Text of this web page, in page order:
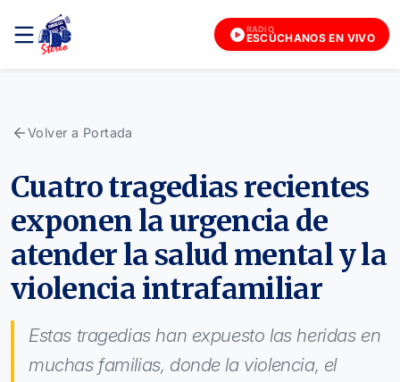
RADIO
ESCÚCHANOS EN VIVO
Volver a Portada
Cuatro tragedias recientes
exponen la urgencia de
atender la salud mental y la
violencia intrafamiliar
Estas tragedias han expuesto las heridas en
muchas familias, donde la violencia, el